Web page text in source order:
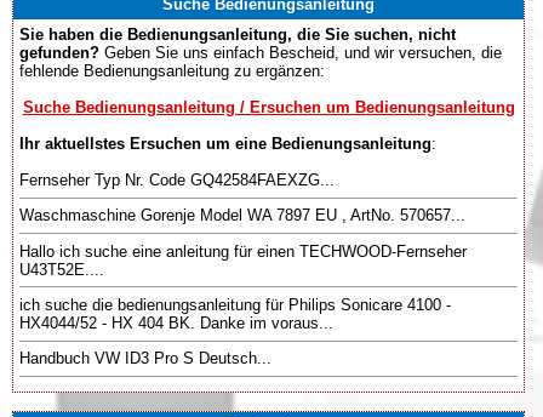
Suche Bedienungsanleitung
Sie haben die Bedienungsanleitung, die Sie suchen, nicht
gefunden? Geben Sie uns einfach Bescheid, und wir versuchen, die
fehlende Bedienungsanleitung zu ergänzen:
Suche Bedienungsanleitung / Ersuchen um Bedienungsanleitung
Ihr aktuellstes Ersuchen um eine Bedienungsanleitung:
Fernseher Typ Nr. Code GQ42584FAEXZG...
Waschmaschine Gorenje Model WA 7897 EU , ArtNo. 570657...
Hallo ich suche eine anleitung für einen TECHWOOD-Fernseher
U43T52E....
ich suche die bedienungsanleitung für Philips Sonicare 4100 -
HX4044/52 - HX 404 BK. Danke im voraus...
Handbuch VW ID3 Pro S Deutsch...